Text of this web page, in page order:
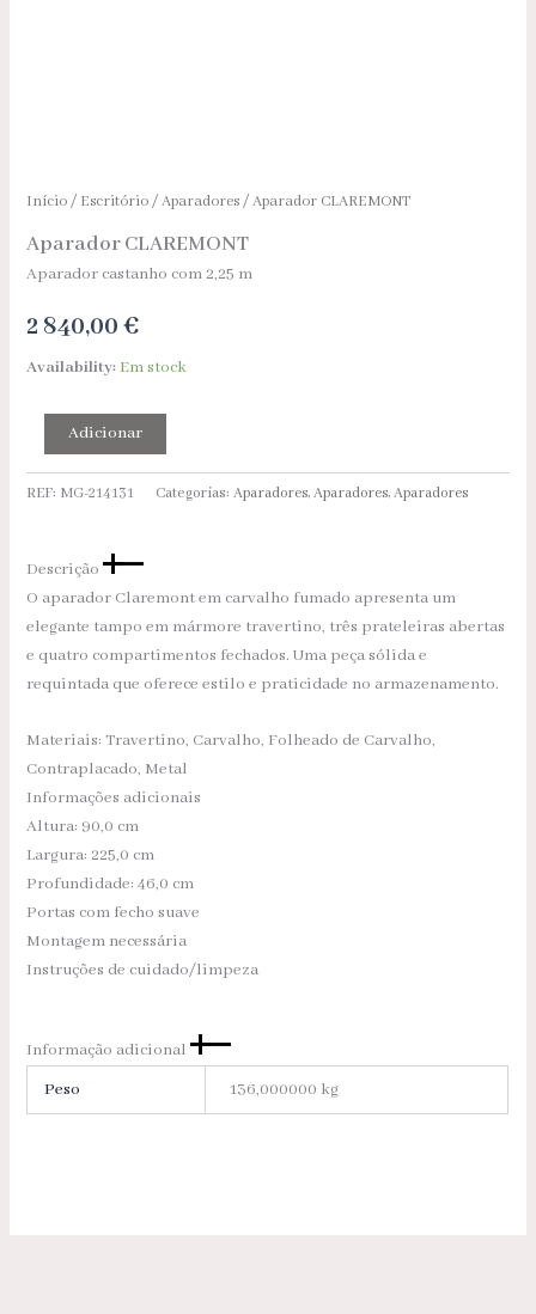
Início/ Escritório/Aparadores/ Aparador CLAREMONT
Aparador CLAREMONT
Aparador castanho com 2,25 m
2 840,00€
Availability: Em stock
Adicionar
REF: MG-214131 Categorias:Aparadores,Aparadores,Aparadores
Descrição
O aparador Claremont em carvalho fumado apresenta um
elegante tampo em mármore travertino, três prateleiras abertas
e quatro compartimentos fechados. Uma peça sólida e
requintada que oferece estilo e praticidade no armazenamento.
Materiais: Travertino, Carvalho, Folheado de Carvalho,
Contraplacado, Metal
Informações adicionais
Altura: 90,0 cm
Largura: 225,0 cm
Profundidade: 46,0 cm
Portas com fecho suave
Montagem necessária
Instruções de cuidado/limpeza
Informação adicional
Peso
136,000000 kg